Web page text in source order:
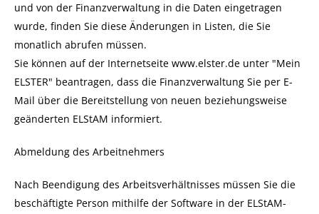
und von der Finanzverwaltung in die Daten eingetragen
wurde, finden Sie diese Änderungen in Listen, die Sie
monatlich abrufen müssen.
Sie können auf der Internetseite www.elster.de unter "Mein
ELSTER" beantragen, dass die Finanzverwaltung Sie per E-
Mail über die Bereitstellung von neuen beziehungsweise
geänderten ELStAM informiert.
Abmeldung des Arbeitnehmers
Nach Beendigung des Arbeitsverhältnisses müssen Sie die
beschäftigte Person mithilfe der Software in der ELStAM-